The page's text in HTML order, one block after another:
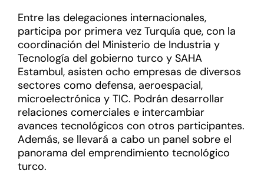
Entre las delegaciones internacionales,
participa por primera vez Turquía que, con la
coordinación del Ministerio de Industria y
Tecnología del gobierno turco y SAHA
Estambul, asisten ocho empresas de diversos
sectores como defensa, aeroespacial,
microelectrónica y TIC. Podrán desarrollar
relaciones comerciales e intercambiar
avances tecnológicos con otros participantes.
Además, se llevará a cabo un panel sobre el
panorama del emprendimiento tecnológico
turco.